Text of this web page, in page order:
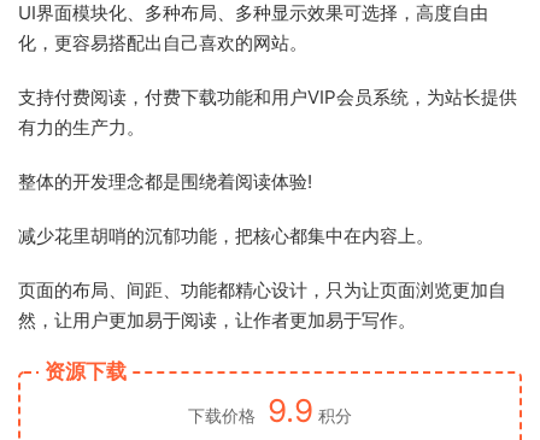
UI界面模块化、多种布局、多种显示效果可选择，高度自由
化，更容易搭配出自己喜欢的网站。
支持付费阅读，付费下载功能和用户VIP会员系统，为站长提供
有力的生产力。
整体的开发理念都是围绕着阅读体验!
减少花里胡哨的沉郁功能，把核心都集中在内容上。
页面的布局、间距、功能都精心设计，只为让页面浏览更加自
然，让用户更加易于阅读，让作者更加易于写作。
资源下载
下载价格 9.9 积分